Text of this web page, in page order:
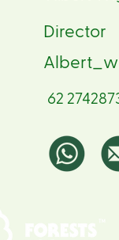
Director
62